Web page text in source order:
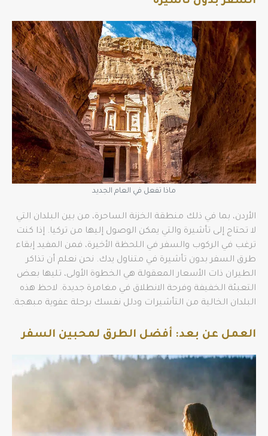
ماذا تفعل في العام الجديد
الأردن، بما في ذلك منطقة الخزنة الساحرة، من بين البلدان التي
لا تحتاج إلى تأشيرة والتي يمكن الوصول إليها من تركيا. إذا كنت
ترغب في الركوب والسفر في اللحظة الأخيرة، فمن المفيد إبقاء
طرق السفر بدون تأشيرة في متناول يدك. نحن نعلم أن تذاكر
الطيران ذات الأسعار المعقولة هي الخطوة الأولى، تليها بعض
التعبئة الخفيفة وفرحة الانطلاق في مغامرة جديدة. لاحظ هذه
البلدان الخالية من التأشيرات ودلل نفسك برحلة عفوية مبهجة.
العمل عن بعد: أفضل الطرق لمحبين السفر